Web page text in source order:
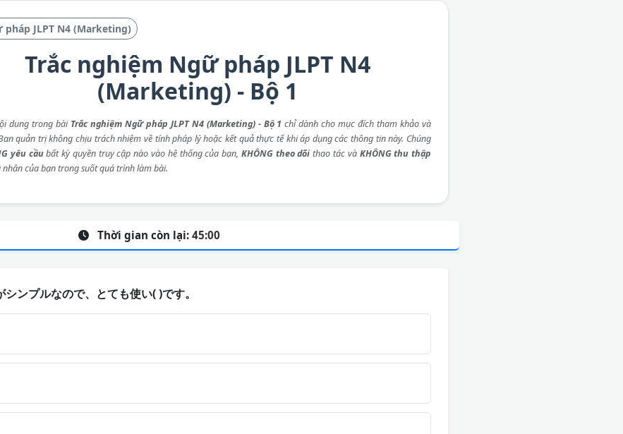
JLPT N4 (Marketing)
Trắc nghiệm Ngữ pháp JLPT N4
(Marketing) - Bộ 1
dung trong bài Trắc nghiệm Ngữ pháp JLPT N4 (Marketing) - Bộ 1 chỉ dành cho mục đích tham khảo và
quản trị không chịu trách nhiệm về tính pháp lý hoặc kết quả thực tế khi áp dụng các thông tin này. Chúng
yêu cầubất kỳ quyền truy cập nào vào hệ thống của bạn, KHÔNG theo dõi thao tác và KHÔNG thu thập
nhân của bạn trong suốt quá trình làm bài.
Thời gian còn lại: 45:00
ンプルなので、とても使い( )です。